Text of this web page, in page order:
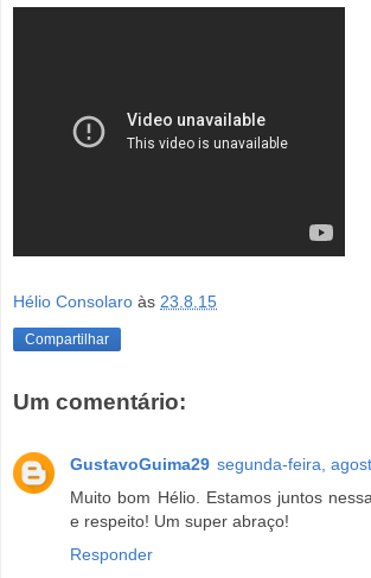
Hélio Consolaro às 23.8.15
Compartilhar
Um comentário:
GustavoGuima29 segunda-feira,
Muito bom Hélio. Estamos juntos
e respeito! Um super abraço!
Responder